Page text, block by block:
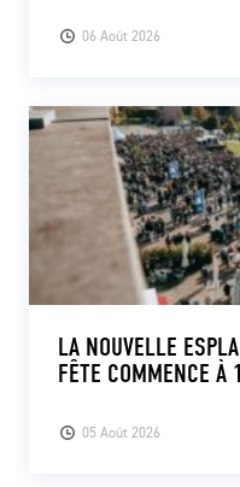
06 Août 2026
05 Août 2026
LA NOUVELLE
FÊTE COMMENCE À